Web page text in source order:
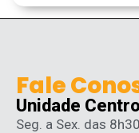
Fale
Unidade Centro
Seg. a Sex. das